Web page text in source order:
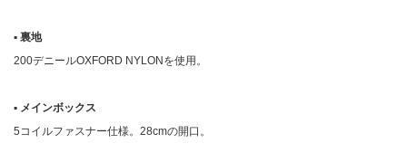
▪︎ 裏地
200デニールOXFORD NYLONを使用。
▪︎ メインボックス
5コイルファスナー仕様。28cmの開口。